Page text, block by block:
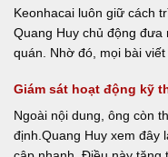
Keonhacai luôn giữ cách
Quang Huy chủ động
quán. Nhờ đó, mọi bài
Giám sát hoạt động kỹ
Ngoài nội dung, ông còn
định.Quang Huy xem đây